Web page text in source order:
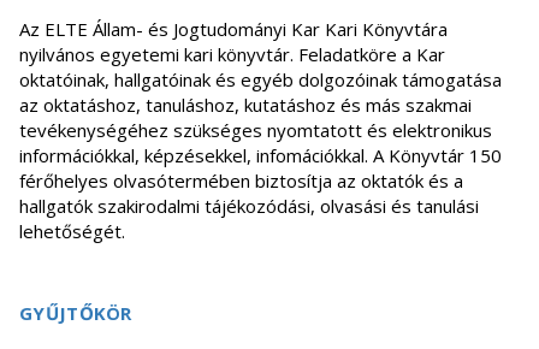
Az ELTE Állam- és Jogtudományi Kar Kari Könyvtára
nyilvános egyetemi kari könyvtár. Feladatköre a Kar
oktatóinak, hallgatóinak és egyéb dolgozóinak támogatása
az oktatáshoz, tanuláshoz, kutatáshoz és más szakmai
tevékenységéhez szükséges nyomtatott és elektronikus
információkkal, képzésekkel, infomációkkal. A Könyvtár 150
férőhelyes olvasótermében biztosítja az oktatók és a
hallgatók szakirodalmi tájékozódási, olvasási és tanulási
lehetőségét.
GYŰJTŐKÖR